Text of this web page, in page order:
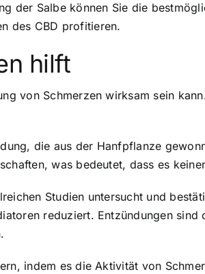
der Salbe können Sie die
des CBD profitieren.
hilft
von Schmerzen wirksam sein
die aus der Hanfpflanze
was bedeutet, dass es
Studien untersucht und
reduziert. Entzündungen
indem es die Aktivität von